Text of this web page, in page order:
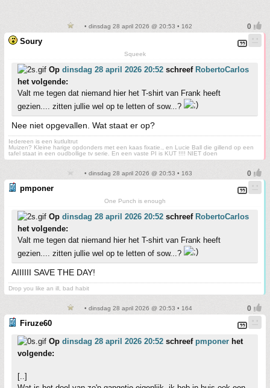
• dinsdag 28 april 2026 @ 20:53 • 162
Soury
Squeek
Op dinsdag 28 april 2026 20:52 schreef RobertoCarlos
het volgende:
Valt me tegen dat niemand hier het T-shirt van Frank heeft
gezien.... zitten jullie wel op te letten of sow...?
Nee niet opgevallen. Wat staat er op?
Iedereen is een kutlultrut
Muizen? Kleine harige opdonders met een kaas fixatie., en Lucie Ball die gillend op een
tafel staat in een oudbollige tv serie. En een vaste PI is KUT !!!! NIET doen
• dinsdag 28 april 2026 @ 20:53 • 163
pmponer
One Punch is enough
Op dinsdag 28 april 2026 20:52 schreef RobertoCarlos
het volgende:
Valt me tegen dat niemand hier het T-shirt van Frank heeft
gezien.... zitten jullie wel op te letten of sow...?
AIIIIII SAVE THE DAY!
Drop you like an ill, bad habit
• dinsdag 28 april 2026 @ 20:53 • 164
Firuze60
Op dinsdag 28 april 2026 20:52 schreef pmponer het
volgende:
[..]